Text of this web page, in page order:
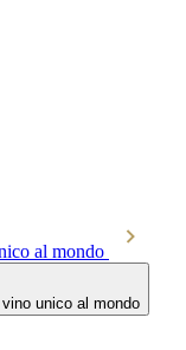
al mondo
vino unico al mondo